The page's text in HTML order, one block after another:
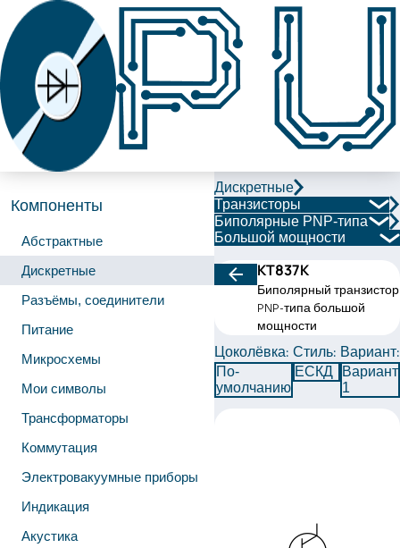
Компоненты
Абстрактные
Дискретные
Разъёмы, соединители
Питание
Микросхемы
Мои символы
Трансформаторы
Коммутация
Электровакуумные приборы
Индикация
Акустика
Дискретные
Транзисторы
Биполярные PNP-типа
Большой мощности
КТ837К
Биполярный транзистор
PNP-типа большой
мощности
Цоколёвка:
По-
умолчанию
Стиль:
ЕСКД
Вариант:
Вариант
1